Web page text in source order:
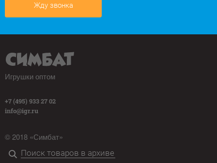
Жду звонка
Игрушки оптом
+7 (495) 933 27 02
info@igr.ru
© 2018 «Симбат»